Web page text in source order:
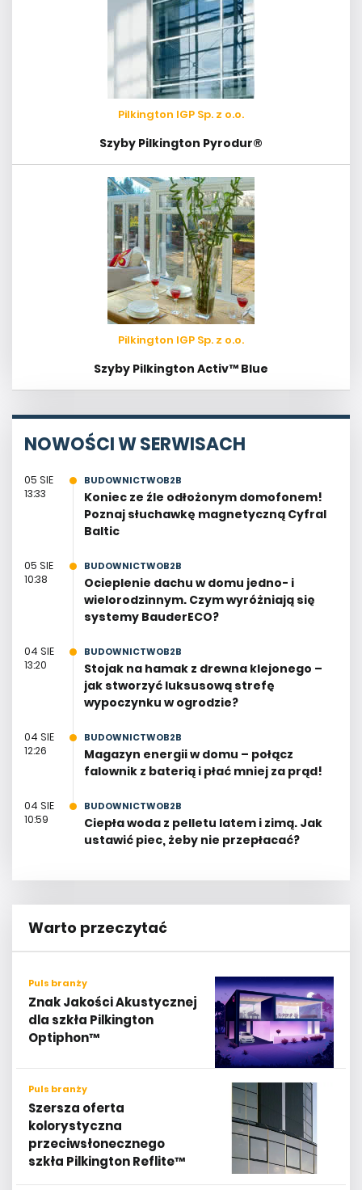
Pilkington IGP Sp. z o.o.
Szyby Pilkington Pyrodur®
Pilkington IGP Sp. z o.o.
Szyby Pilkington Activ™ Blue
NOWOŚCI W SERWISACH
05 SIE
13:33
BUDOWNICTWOB2B
Koniec ze źle odłożonym domofonem!
Poznaj słuchawkę magnetyczną Cyfral
Baltic
05 SIE
10:38
BUDOWNICTWOB2B
Ocieplenie dachu w domu jedno- i
wielorodzinnym. Czym wyróżniają się
systemy BauderECO?
04 SIE
13:20
BUDOWNICTWOB2B
Stojak na hamak z drewna klejonego –
jak stworzyć luksusową strefę
wypoczynku w ogrodzie?
04 SIE
12:26
BUDOWNICTWOB2B
Magazyn energii w domu – połącz
falownik z baterią i płać mniej za prąd!
04 SIE
10:59
BUDOWNICTWOB2B
Ciepła woda z pelletu latem i zimą. Jak
ustawić piec, żeby nie przepłacać?
Warto przeczytać
Puls branży
Znak Jakości Akustycznej
dla szkła Pilkington
Optiphon™
Puls branży
Szersza oferta
kolorystyczna
przeciwsłonecznego
szkła Pilkington Reflite™